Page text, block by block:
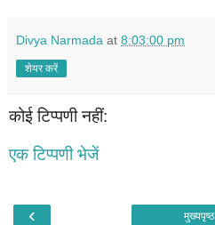
Divya Narmada at 8:03:00 pm
शेयर करें
कोई टिप्पणी नहीं:
एक टिप्पणी भेजें
‹ मुख्यपृष्ठ